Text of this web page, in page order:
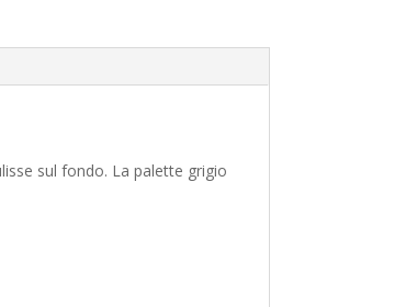
sul fondo. La palette grigio